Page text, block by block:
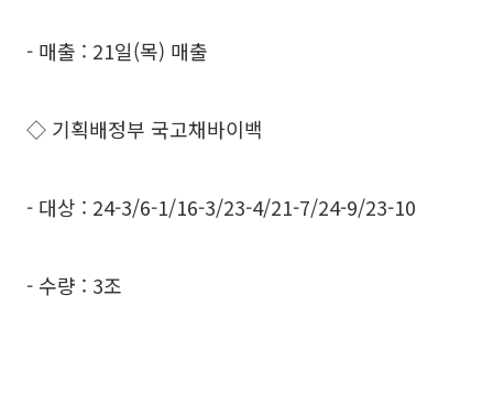
- 매출 : 21일(목) 매출
◇ 기획배정부 국고채바이백
- 대상 : 24-3/6-1/16-3/23-4/21-7/24-9/23-10
- 수량 : 3조